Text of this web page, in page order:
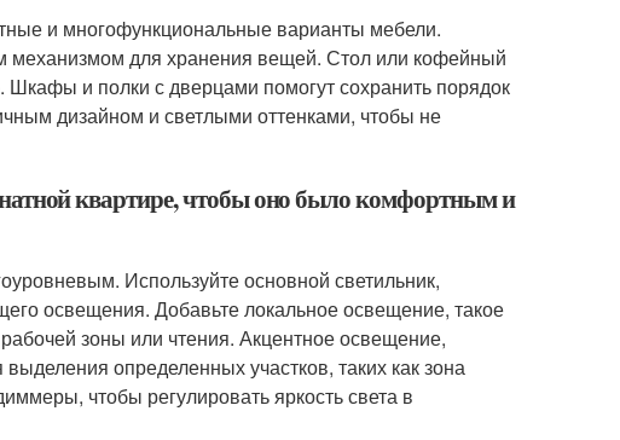
и многофункциональные варианты мебели.
для хранения вещей. Стол или кофейный
Шкафы и полки с дверцами помогут сохранить порядок
дизайном и светлыми оттенками, чтобы не
квартире, чтобы оно было комфортным и
Используйте основной светильник,
освещения. Добавьте локальное освещение, такое
зоны или чтения. Акцентное освещение,
определенных участков, таких как зона
чтобы регулировать яркость света в